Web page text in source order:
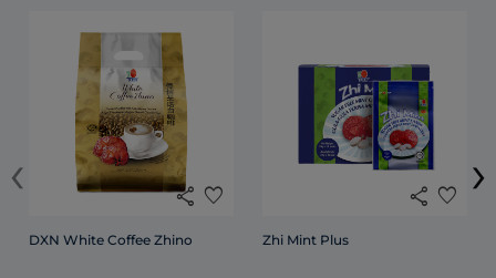
share favorite
DXN White Coffee Zhino
share favorite
Zhi Mint Plus
‹ ›